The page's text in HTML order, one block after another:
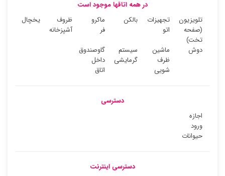
در همه اتاقها موجود است
تلویزیون
(صفحه
تخت)
تجهیزات
اتو
بالکن
ماکرو
فر
ظروف
آشپزخانه
یخچال
دوش
ماشین
ظرف
شویی
سیستم
گرمایشی
گاوصندوق
داخل
اتاق
دسترسی
اجازه
ورود
حیوانات
دسترسی اینترنت